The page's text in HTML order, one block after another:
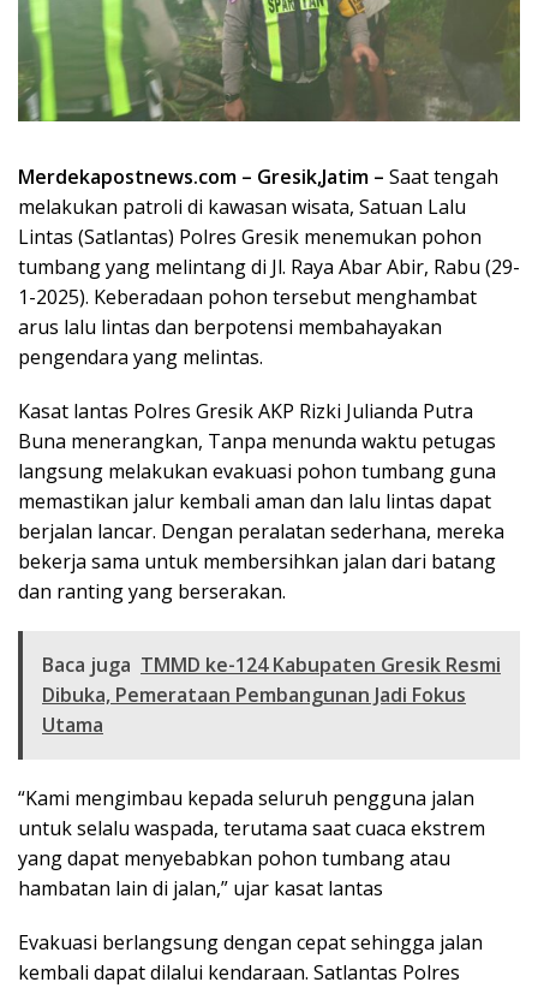
Merdekapostnews.com – Gresik,Jatim – Saat tengah
melakukan patroli di kawasan wisata, Satuan Lalu
Lintas (Satlantas) Polres Gresik menemukan pohon
tumbang yang melintang di Jl. Raya Abar Abir, Rabu (29-
1-2025). Keberadaan pohon tersebut menghambat
arus lalu lintas dan berpotensi membahayakan
pengendara yang melintas.
Kasat lantas Polres Gresik AKP Rizki Julianda Putra
Buna menerangkan, Tanpa menunda waktu petugas
langsung melakukan evakuasi pohon tumbang guna
memastikan jalur kembali aman dan lalu lintas dapat
berjalan lancar. Dengan peralatan sederhana, mereka
bekerja sama untuk membersihkan jalan dari batang
dan ranting yang berserakan.
Baca juga TMMD ke-124 Kabupaten Gresik Resmi
Dibuka, Pemerataan Pembangunan Jadi Fokus
Utama
“Kami mengimbau kepada seluruh pengguna jalan
untuk selalu waspada, terutama saat cuaca ekstrem
yang dapat menyebabkan pohon tumbang atau
hambatan lain di jalan,” ujar kasat lantas
Evakuasi berlangsung dengan cepat sehingga jalan
kembali dapat dilalui kendaraan. Satlantas Polres